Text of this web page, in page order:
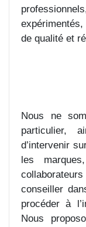
de qualité et
Nous ne
particulier,
d’intervenir
les
conseiller
procéder à
Nous